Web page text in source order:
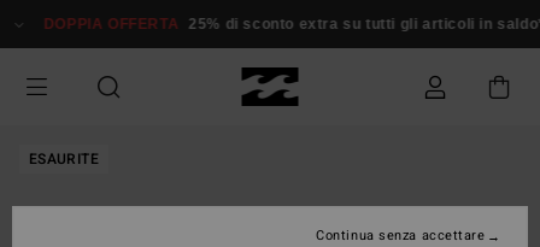
alle
prodotto
DOPPIA OFFERTA 25% di sconto extra su tutti gli articoli in saldo*
ESAURITE
Continua senza accettare